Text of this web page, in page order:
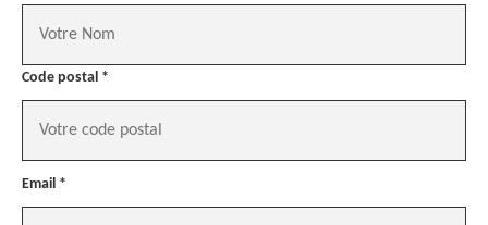
Code postal *
Email *